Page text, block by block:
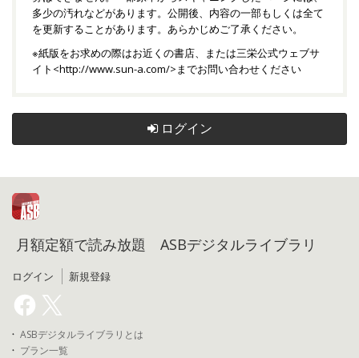
多少の汚れなどがあります。公開後、内容の一部もしくは全て
を更新することがあります。あらかじめご了承ください。
※紙版をお求めの際はお近くの書店、または三栄公式ウェブサ
イト<http://www.sun-a.com/>までお問い合わせください
ログイン
月額定額で読み放題 ASBデジタルライブラリ
ログイン 新規登録
ASBデジタルライブラリとは
プラン一覧